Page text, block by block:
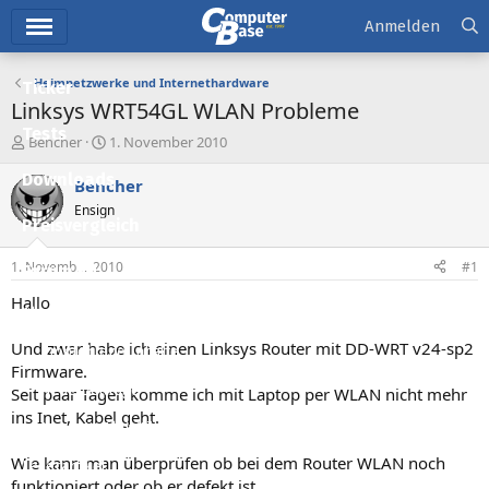
Ticker
Tests
Downloads
Preisvergleich
Forum
Aktuelles
Empfohlene Inhalte
Neue Beiträge
Neueste Aktivitäten
Leserartikel
Anmelden
Heimnetzwerke und Internethardware
Linksys WRT54GL WLAN Probleme
E
s
t
e
l
e
r
Bencher
E
s
e
l
t
1. November 2010
Bencher
Ensign
1. November 2010 #1
Hallo
Und zwar habe ich einen Linksys Router mit DD-WRT v24-sp2
Firmware.
Seit paar Tagen komme ich mit Laptop per WLAN nicht mehr
ins Inet, Kabel geht.
Wie kann man überprüfen ob bei dem Router WLAN noch